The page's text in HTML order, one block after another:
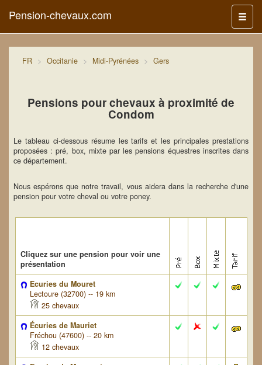
Menu
Pension-chevaux.com
FR Occitanie Midi-Pyrénées Gers
Pensions pour chevaux à proximité de
Condom
Le tableau ci-dessous résume les tarifs et les principales prestations
proposées : pré, box, mixte par les pensions équestres inscrites dans
ce département.
Nous espérons que notre travail, vous aidera dans la recherche d'une
pension pour votre cheval ou votre poney.
Cliquez sur une pension pour voir une
présentation
Ecuries du Mouret
Lectoure (32700) -- 19 km
25 chevaux
Écuries de Mauriet
Fréchou (47600) -- 20 km
12 chevaux